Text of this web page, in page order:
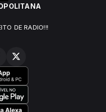
DE RADIO!!!